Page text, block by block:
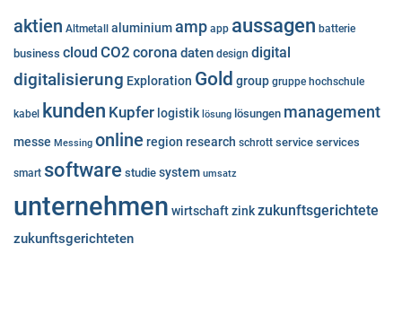
aktien Altmetall aluminiumamp app aussagen batterie
business cloud CO2 corona daten design digital
digitalisierung Exploration Gold group gruppe hochschule
kabel kunden Kupfer logistik lösung lösungen management
messe Messing online region research schrott service services
smart software studie system umsatz
unternehmen wirtschaftzinkzukunftsgerichtete
zukunftsgerichteten